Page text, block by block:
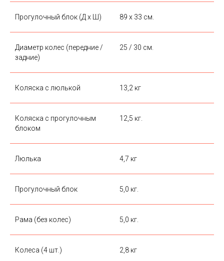
Прогулочный блок (Д х Ш) 89 х 33 см.
Диаметр колес (передние /
задние)
25 / 30 см.
Коляска с люлькой 13,2 кг
Коляска с прогулочным
блоком
12,5 кг.
Люлька 4,7 кг
Прогулочный блок 5,0 кг.
Рама (без колес) 5,0 кг.
Колеса (4 шт.) 2,8 кг